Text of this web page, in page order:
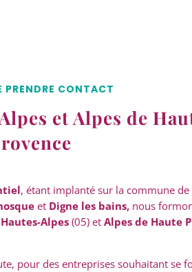
PRENDRE CONTACT
et Alpes de
, étant implanté sur la commune de
et Digne les bains, nous
Hautes-Alpes (05) etAlpes de Haute
pour des entreprises souhaitant se